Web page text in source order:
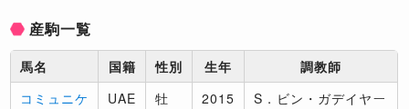
産駒一覧
馬名 国籍 性別 生年
調教師
コミュニケ
UAE 牡 2015 S．ビン・ガデイヤー